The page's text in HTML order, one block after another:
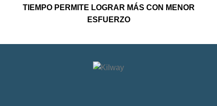
TIEMPO PERMITE LOGRAR MÁS CON MENOR
ESFUERZO